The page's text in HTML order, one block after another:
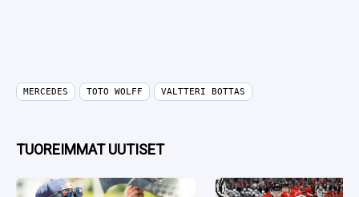
MERCEDES TOTO WOLFF VALTTERI BOTTAS
TUOREIMMAT UUTISET